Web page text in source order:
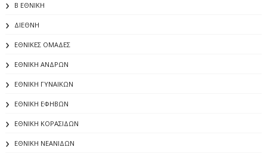
Β ΕΘΝΙΚΗ
ΔΙΕΘΝΗ
ΕΘΝΙΚΕΣ ΟΜΑΔΕΣ
ΕΘΝΙΚΗ ΑΝΔΡΩΝ
ΕΘΝΙΚΗ ΓΥΝΑΙΚΩΝ
ΕΘΝΙΚΗ ΕΦΗΒΩΝ
ΕΘΝΙΚΗ ΚΟΡΑΣΙΔΩΝ
ΕΘΝΙΚΗ ΝΕΑΝΙΔΩΝ